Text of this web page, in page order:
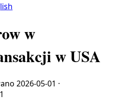
w
w USA
2026-05-01 ·